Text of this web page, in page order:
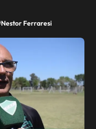
Nestor Ferraresi